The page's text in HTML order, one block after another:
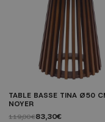
TABLE BASSE TINA Ø50
NOYER
119,00€83,30€